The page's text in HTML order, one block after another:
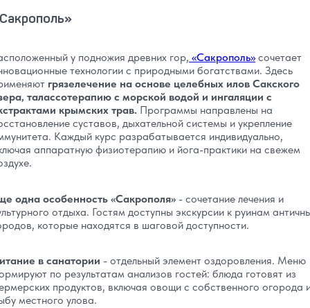
у подножия древних гор, «Сакрополь» сочетает
технологии с природными богатствами. Здесь
грязелечение на основе целебных илов Сакского
талассотерапию с морской водой и ингаляции с
крымских трав. Программы направлены на
суставов, дыхательной системы и укрепление
Каждый курс разрабатывается индивидуально,
аппаратную физиотерапию и йога-практики на свежем
одна особенность «Сакрополя» - сочетание лечения и
отдыха. Гостям доступны экскурсии к руинам
которые находятся в шаговой доступности.
в санатории - отдельный элемент оздоровления. Меню
по результатам анализов гостей: блюда готовят из
продуктов, включая овощи с собственного огорода
местного улова.